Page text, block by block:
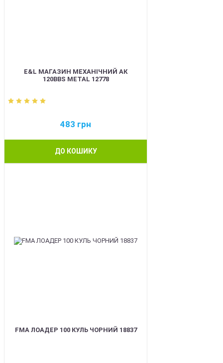
E&L МАГАЗИН МЕХАНІЧНИЙ АК
120BBS METAL 12778
483 грн
ДО КОШИКУ
FMA ЛОАДЕР 100 КУЛЬ ЧОРНИЙ 18837